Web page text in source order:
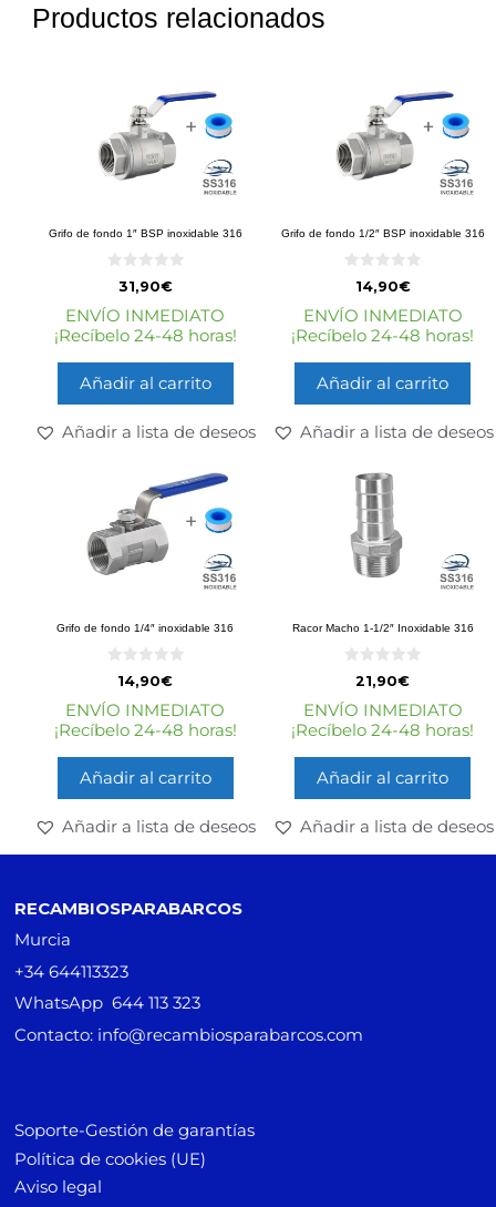
Productos relacionados
Grifo de fondo 1″ BSP inoxidable 316
e
5
31,90€
ENVÍO INMEDIATO
¡Recíbelo 24-48 horas!
Añadir al carrito
Añadir a lista de deseos
Grifo de fondo 1/2″ BSP inoxidable 316
e
5
14,90€
ENVÍO INMEDIATO
¡Recíbelo 24-48 horas!
Añadir al carrito
Añadir a lista de deseos
Grifo de fondo 1/4″ inoxidable 316
e
5
14,90€
ENVÍO INMEDIATO
¡Recíbelo 24-48 horas!
Añadir al carrito
Añadir a lista de deseos
Racor Macho 1-1/2″ Inoxidable 316
e
5
21,90€
ENVÍO INMEDIATO
¡Recíbelo 24-48 horas!
Añadir al carrito
Añadir a lista de deseos
RECAMBIOSPARABARCOS
Murcia
+34 644113323
WhatsApp 644 113 323
Contacto: info@recambiosparabarcos.com
Soporte-Gestión de garantías
Política de cookies (UE)
Aviso legal